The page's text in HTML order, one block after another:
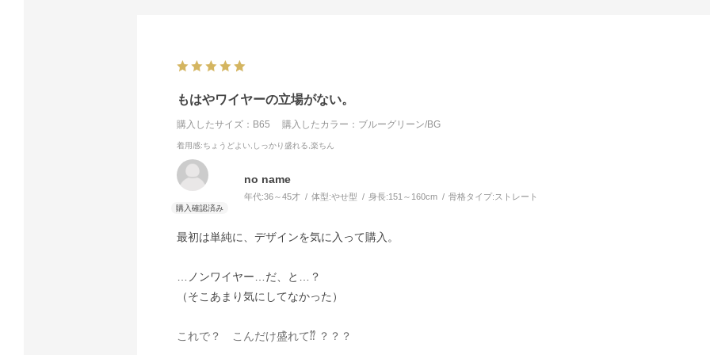
もはやワイヤーの立場がない。
購入したサイズ：B65 購入したカラー：ブルーグリーン/BG
着用感:ちょうどよい,しっかり盛れる,楽ちん
no name
年代:36～45才 体型:やせ型 身長:151～160cm 骨格タイプ: ストレート
最初は単純に、デザインを気に入って購入。
…ノンワイヤー…だ、と…？
（そこあまり気にしてなかった）
これで？ こんだけ盛れて⁇ ？？？